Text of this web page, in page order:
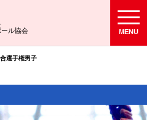
ル協会
MENU
選手権男子